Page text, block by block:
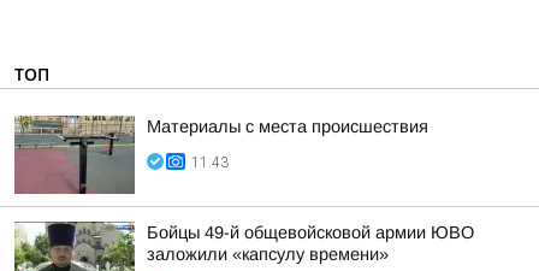
ТОП
Материалы с места происшествия
11:43
Бойцы 49-й общевойсковой армии ЮВО
заложили «капсулу времени»